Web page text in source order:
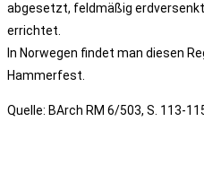
abgesetzt, feldmäßig
errichtet.
In Norwegen findet man diesen
Hammerfest.
Quelle: BArch RM 6/503, S. 113-